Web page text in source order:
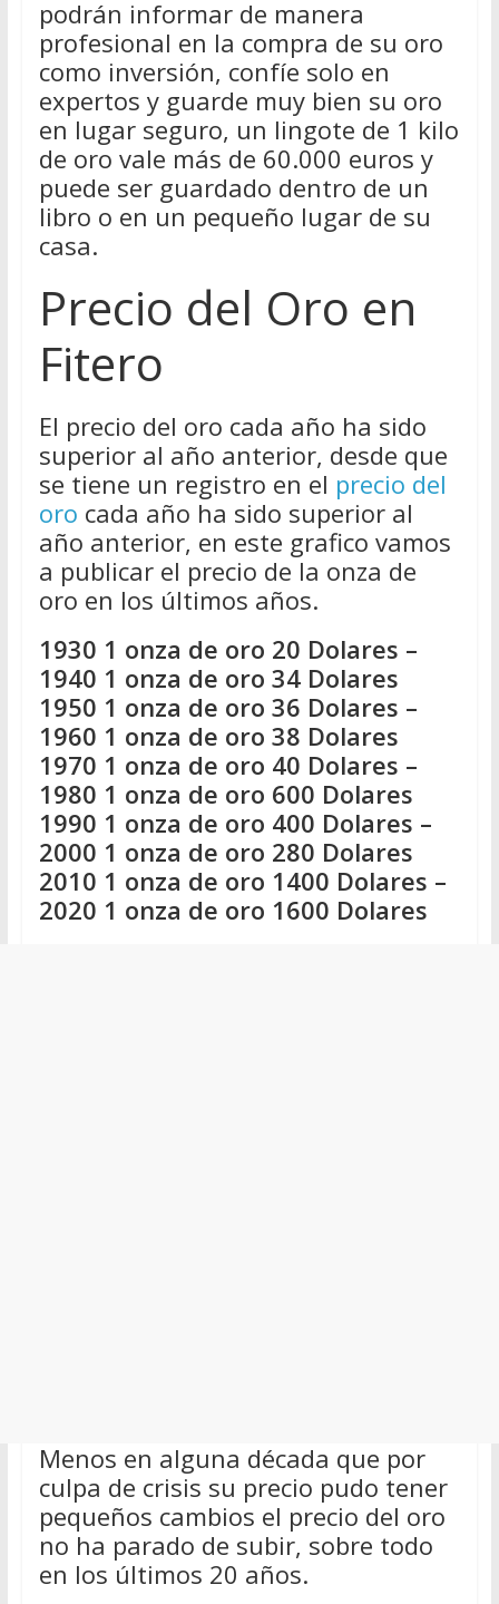
podrán informar de manera
profesional en la compra de su oro
como inversión, confíe solo en
expertos y guarde muy bien su oro
en lugar seguro, un lingote de 1 kilo
de oro vale más de 60.000 euros y
puede ser guardado dentro de un
libro o en un pequeño lugar de su
casa.
Precio del Oro en
Fitero
El precio del oro cada año ha sido
superior al año anterior, desde que
se tiene un registro en el precio del
oro cada año ha sido superior al
año anterior, en este grafico vamos
a publicar el precio de la onza de
oro en los últimos años.
1930 1 onza de oro 20 Dolares –
1940 1 onza de oro 34 Dolares
1950 1 onza de oro 36 Dolares –
1960 1 onza de oro 38 Dolares
1970 1 onza de oro 40 Dolares –
1980 1 onza de oro 600 Dolares
1990 1 onza de oro 400 Dolares –
2000 1 onza de oro 280 Dolares
2010 1 onza de oro 1400 Dolares –
2020 1 onza de oro 1600 Dolares
Menos en alguna década que por
culpa de crisis su precio pudo tener
pequeños cambios el precio del oro
no ha parado de subir, sobre todo
en los últimos 20 años.